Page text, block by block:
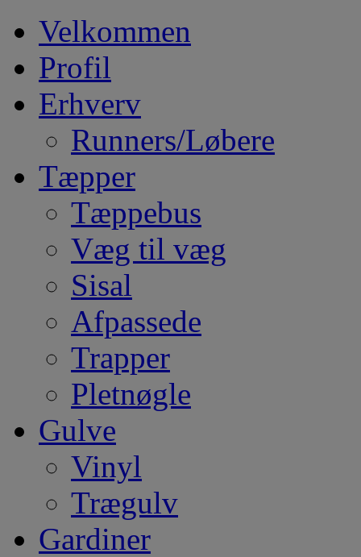
Velkommen
Profil
Erhverv
Runners/Løbere
Tæpper
Tæppebus
Væg til væg
Sisal
Afpassede
Trapper
Pletnøgle
Gulve
Vinyl
Trægulv
Gardiner